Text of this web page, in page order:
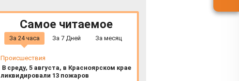
Самое читаемое
За 24 часа За 7 Дней За месяц
Происшествия
В среду, 5 августа, в Красноярском крае
ликвидировали 13 пожаров